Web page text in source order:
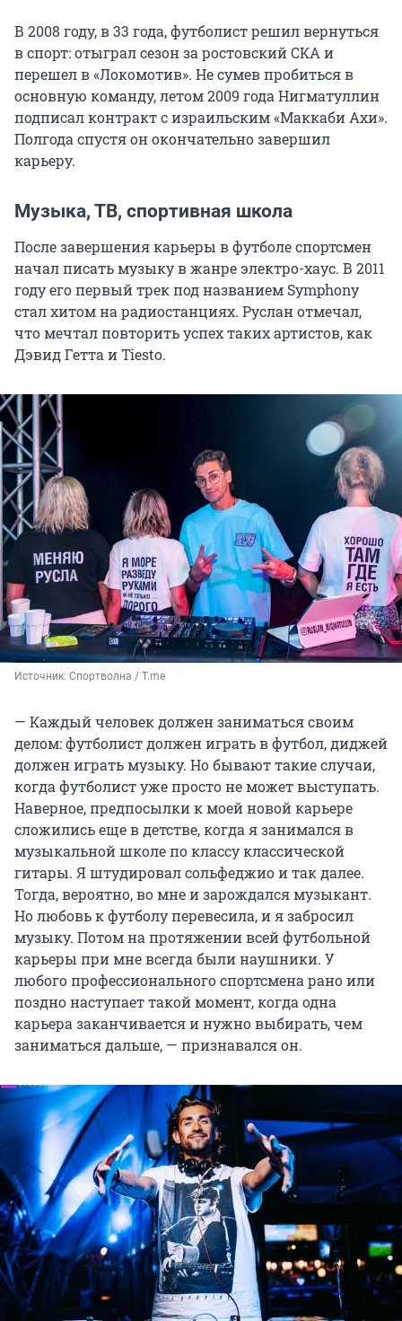
В 2008 году, в 33 года, футболист решил вернуться
в спорт: отыграл сезон за ростовский СКА и
перешел в «Локомотив». Не сумев пробиться в
основную команду, летом 2009 года Нигматуллин
подписал контракт с израильским «Маккаби Ахи».
Полгода спустя он окончательно завершил
карьеру.
Музыка, ТВ, спортивная школа
После завершения карьеры в футболе спортсмен
начал писать музыку в жанре электро-хаус. В 2011
году его первый трек под названием Symphony
стал хитом на радиостанциях. Руслан отмечал,
что мечтал повторить успех таких артистов, как
Дэвид Гетта и Tiesto.
Источник: Cпортволна / T.me
— Каждый человек должен заниматься своим
делом: футболист должен играть в футбол, диджей
должен играть музыку. Но бывают такие случаи,
когда футболист уже просто не может выступать.
Наверное, предпосылки к моей новой карьере
сложились еще в дет­стве, когда я занимался в
музыкальной школе по классу классической
гитары. Я штудировал сольфеджио и так далее.
Тогда, вероятно, во мне и зарождался музыкант.
Но любовь к футболу перевесила, и я забросил
музыку. Потом на протяжении всей футбольной
карьеры при мне всегда были наушники. У
любого профессионального спортсмена рано или
поздно наступает такой момент, когда одна
карьера заканчивается и нужно выбирать, чем
заниматься дальше, — признавался он.